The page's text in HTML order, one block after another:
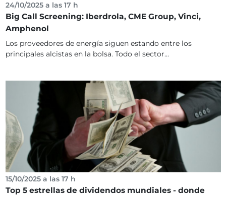
24/10/2025 a las 17 h
Big Call Screening: Iberdrola, CME Group, Vinci,
Amphenol
Los proveedores de energía siguen estando entre los
principales alcistas en la bolsa. Todo el sector...
15/10/2025 a las 17 h
Top 5 estrellas de dividendos mundiales - donde